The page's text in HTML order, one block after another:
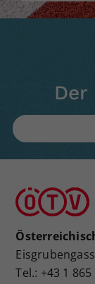
Der
Tel.: +43 1